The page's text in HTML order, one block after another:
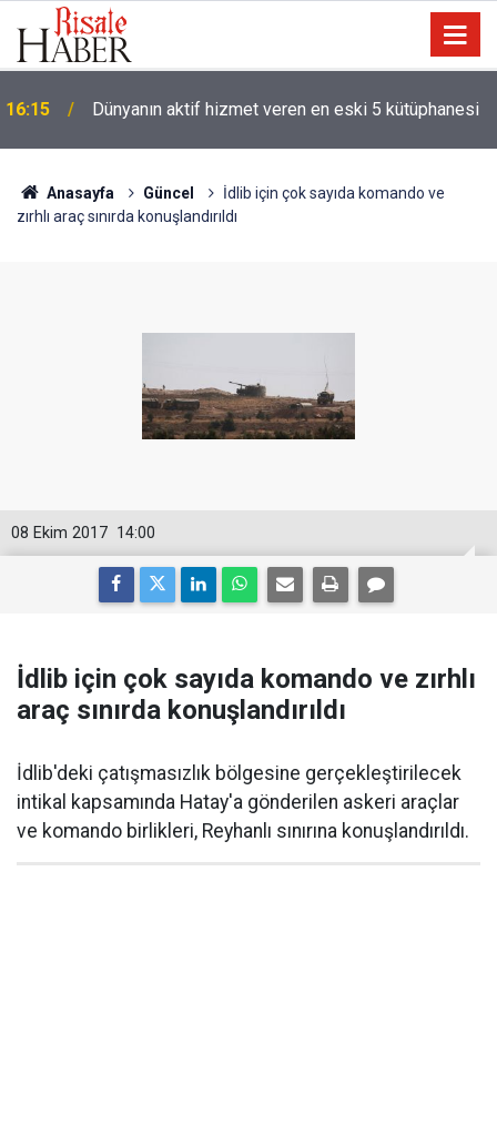
16:15 Dünyanın aktif hizmet veren en eski 5 kütüphanesi
Anasayfa Güncel
İdlib için çok sayıda komando ve
zırhlı araç sınırda konuşlandırıldı
14:00
08 Ekim 2017
İdlib için çok sayıda komando ve zırhlı
araç sınırda konuşlandırıldı
İdlib'deki çatışmasızlık bölgesine gerçekleştirilecek
intikal kapsamında Hatay'a gönderilen askeri araçlar
ve komando birlikleri, Reyhanlı sınırına konuşlandırıldı.